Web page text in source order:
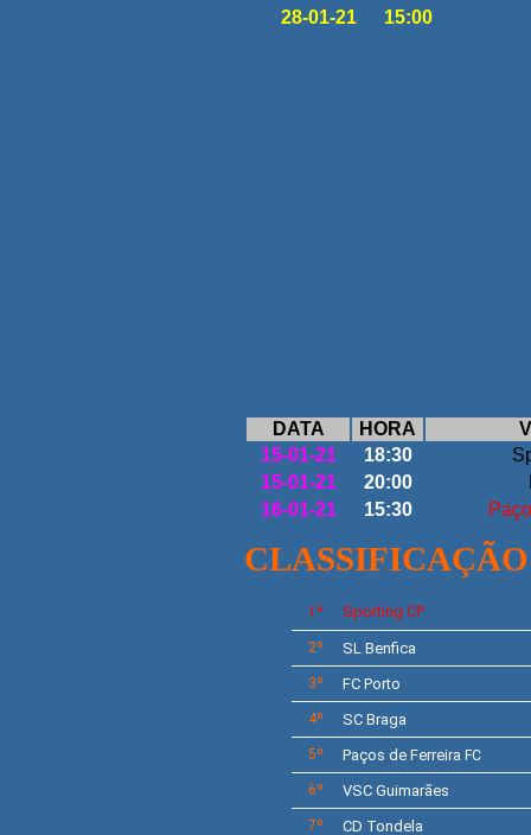
28-01-21
15:00
DATA HORA
15-01-21
18:30
15-01-21
20:00
16-01-21
15:30
1º Sporting CP
2º SL Benfica
3º FC Porto
4º SC Braga
5º Paços de Ferreira FC
6º VSC Guimarães
7º CD Tondela